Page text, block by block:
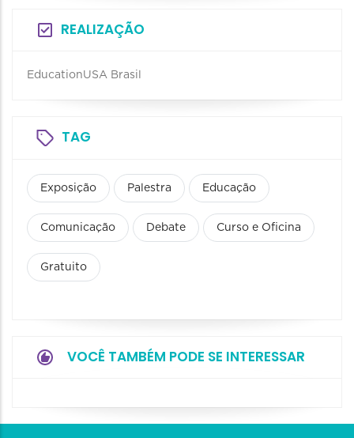
REALIZAÇÃO
EducationUSA Brasil
TAG
Exposição Palestra Educação
Comunicação Debate Curso e Oficina
Gratuito
VOCÊ TAMBÉM PODE SE INTERESSAR